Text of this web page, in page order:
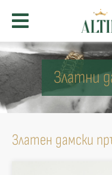
Златни
Златен дамски